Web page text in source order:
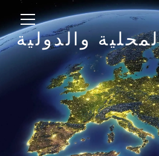
والدولية
من مشاريعنا
اكتشف
العقارات